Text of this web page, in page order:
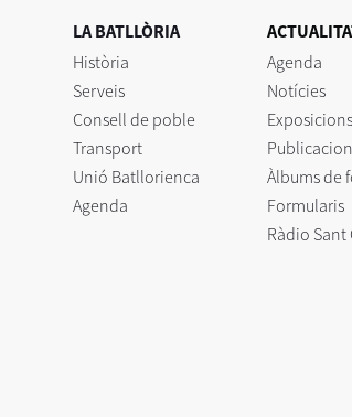
LA BATLLÒRIA
Història
Serveis
Consell de poble
Transport
Unió Batllorienca
Agenda
Agenda
Notícies
Exposicions
Àlbums de
Formularis
Ràdio Sant